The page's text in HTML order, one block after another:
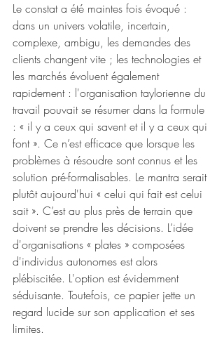
Le constat a été maintes fois évoqué :
dans un univers volatile, incertain,
complexe, ambigu, les demandes des
clients changent vite ; les technologies et
les marchés évoluent également
rapidement : l'organisation taylorienne du
travail pouvait se résumer dans la formule
: « il y a ceux qui savent et il y a ceux qui
font ». Ce n’est efficace que lorsque les
problèmes à résoudre sont connus et les
solution pré-formalisables. Le mantra serait
plutôt aujourd'hui « celui qui fait est celui
sait ». C’est au plus près de terrain que
doivent se prendre les décisions. L’idée
d'organisations « plates » composées
d'individus autonomes est alors
plébiscitée. L'option est évidemment
séduisante. Toutefois, ce papier jette un
regard lucide sur son application et ses
limites.